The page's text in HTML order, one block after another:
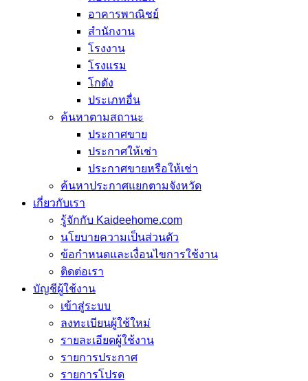
อาคารพาณิชย์
สำนักงาน
โรงงาน
โรงแรม
โกดัง
ประเภทอื่น
ค้นหาตามสถานะ
ประกาศขาย
ประกาศให้เช่า
ประกาศขายหรือให้เช่า
ค้นหาประกาศแยกตามจังหวัด
เกี่ยวกับเรา
รู้จักกับ Kaideehome.com
นโยบายความเป็นส่วนตัว
ข้อกำหนดและเงื่อนไขการใช้งาน
ติดต่อเรา
บัญชีผู้ใช้งาน
เข้าสู่ระบบ
ลงทะเบียนผู้ใช้ใหม่
รายละเอียดผู้ใช้งาน
รายการประกาศ
รายการโปรด